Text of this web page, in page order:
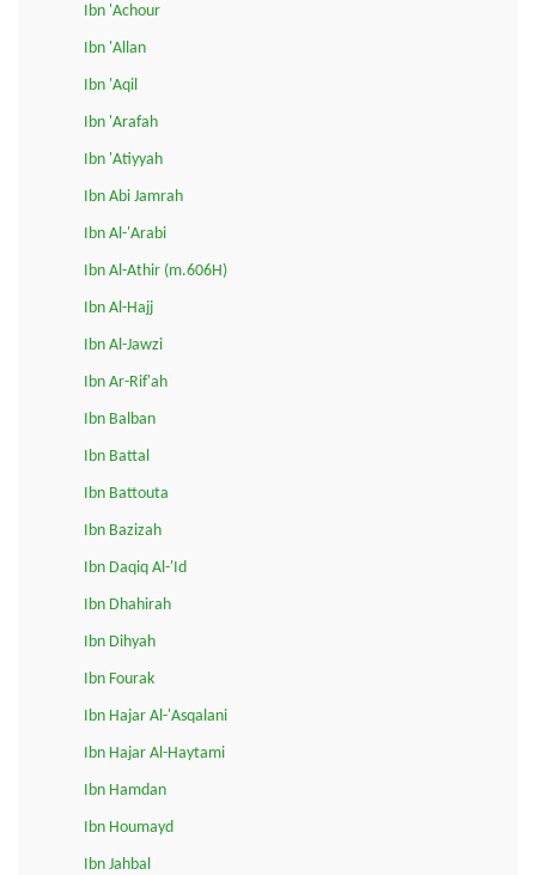
Ibn 'Achour
Ibn 'Allan
Ibn 'Aqil
Ibn 'Arafah
Ibn 'Atiyyah
Ibn Abi Jamrah
Ibn Al-'Arabi
Ibn Al-Athir (m.606H)
Ibn Al-Hajj
Ibn Al-Jawzi
Ibn Ar-Rif'ah
Ibn Balban
Ibn Battal
Ibn Battouta
Ibn Bazizah
Ibn Daqiq Al-'Id
Ibn Dhahirah
Ibn Dihyah
Ibn Fourak
Ibn Hajar Al-'Asqalani
Ibn Hajar Al-Haytami
Ibn Hamdan
Ibn Houmayd
Ibn Jahbal